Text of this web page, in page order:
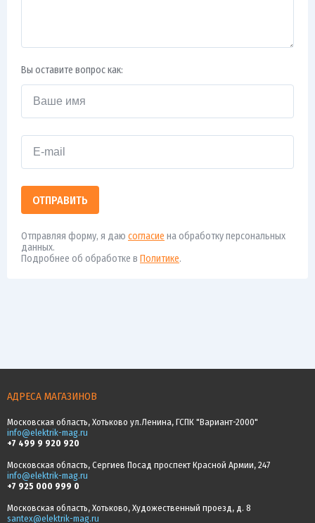
Вы оставите вопрос как:
ОТПРАВИТЬ
Отправляя форму, я даю согласие на обработку персональных
данных.
Подробнее об обработке в Политике.
АДРЕСА МАГАЗИНОВ
Московская область, Хотьково ул.Ленина, ГСПК "Вариант-2000"
info@elektrik-mag.ru
+7 499 9 920 920
Московская область, Сергиев Посад проспект Красной Армии, 247
info@elektrik-mag.ru
+7 925 000 999 0
Московская область, Хотьково, Художественный проезд, д. 8
santex@elektrik-mag.ru